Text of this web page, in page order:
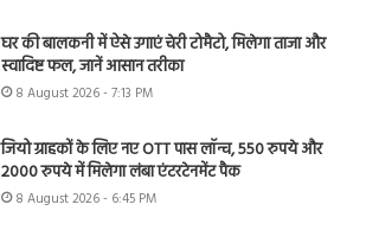
घर की बालकनी में ऐसे उगाएं चेरी टोमैटो, मिलेगा ताजा और
स्वादिष्ट फल, जानें आसान तरीका
8 August 2026 - 7:13 PM
जियो ग्राहकों के लिए नए OTT पास लॉन्च, 550 रुपये और
2000 रुपये में मिलेगा लंबा एंटरटेनमेंट पैक
8 August 2026 - 6:45 PM